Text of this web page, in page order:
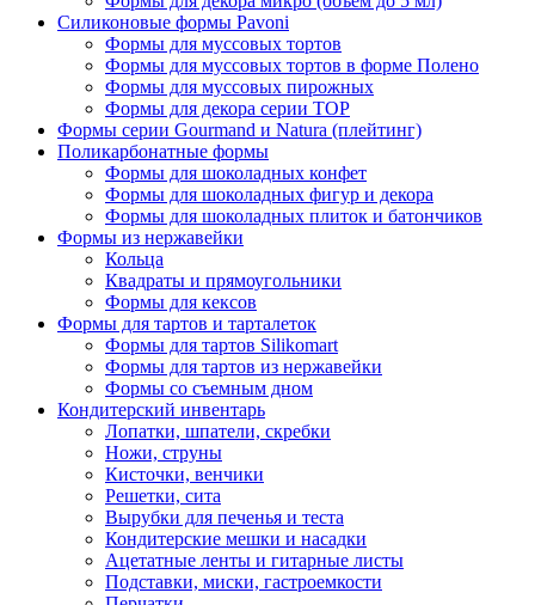
Силиконовые формы Pavoni
Формы для муссовых тортов
Формы для муссовых тортов в форме Полено
Формы для муссовых пирожных
Формы для декора серии TOP
Формы серии Gourmand и Natura (плейтинг)
Поликарбонатные формы
Формы для шоколадных конфет
Формы для шоколадных фигур и декора
Формы для шоколадных плиток и батончиков
Формы из нержавейки
Кольца
Квадраты и прямоугольники
Формы для кексов
Формы для тартов и тарталеток
Формы для тартов Silikomart
Формы для тартов из нержавейки
Формы со съемным дном
Кондитерский инвентарь
Лопатки, шпатели, скребки
Ножи, струны
Кисточки, венчики
Решетки, сита
Вырубки для печенья и теста
Кондитерские мешки и насадки
Ацетатные ленты и гитарные листы
Подставки, миски, гастроемкости